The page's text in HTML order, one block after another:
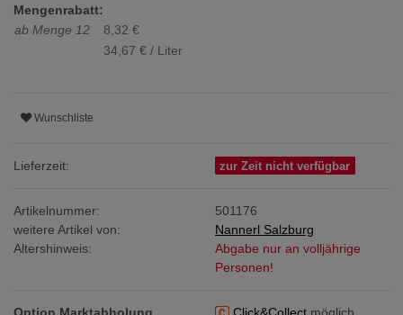
Mengenrabatt:
ab Menge 12
8,32 €
34,67 € / Liter
Wunschliste
Lieferzeit: zur Zeit nicht verfügbar
Artikelnummer:
501176
weitere Artikel von:
Nannerl Salzburg
Altershinweis:
Abgabe nur an volljährige
Personen!
Option Marktabholung Click&Collect möglich.